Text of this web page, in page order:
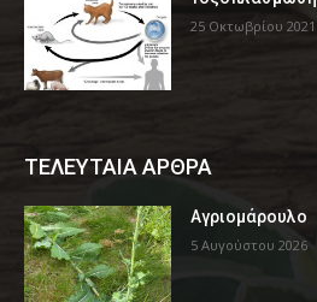
25 Οκτωβρίου 2021
ΤΕΛΕΥΤΑΙΑ ΑΡΘΡΑ
Αγριομάρουλο
5 Αυγούστου 2026